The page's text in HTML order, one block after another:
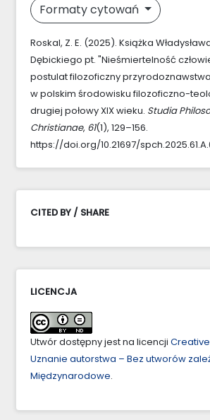
Formaty cytowań
Roskal, Z. E. (2025). Książka
Dębickiego pt. "Nieśmiertelność
postulat filozoficzny
w polskim środowisku filozoficzno-
drugiej połowy XIX wieku. Studia
Christianae, 61(1), 129–156.
https://doi.org/10.21697/
CITED BY / SHARE
LICENCJA
Utwór dostępny jest na licencji
Uznanie autorstwa – Bez utworów
Międzynarodowe.